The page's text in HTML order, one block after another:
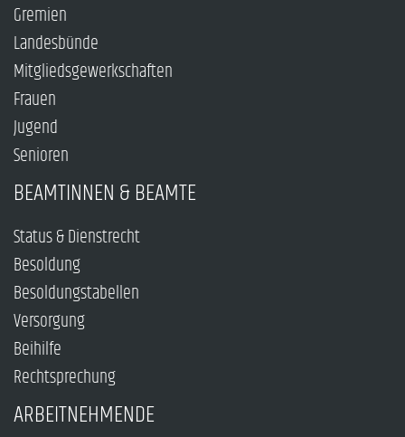
Gremien
Landesbünde
Mitgliedsgewerkschaften
Frauen
Jugend
Senioren
BEAMTINNEN & BEAMTE
Status & Dienstrecht
Besoldung
Besoldungstabellen
Versorgung
Beihilfe
Rechtsprechung
ARBEITNEHMENDE